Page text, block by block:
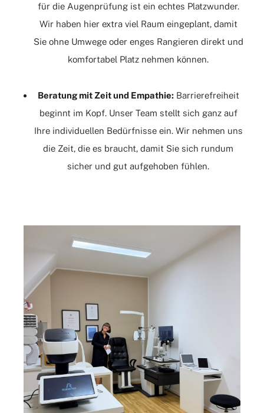
für die Augenprüfung ist ein echtes Platzwunder.
Wir haben hier extra viel Raum eingeplant, damit
Sie ohne Umwege oder enges Rangieren direkt und
komfortabel Platz nehmen können.
Beratung mit Zeit und Empathie:Barrierefreiheit
beginnt im Kopf. Unser Team stellt sich ganz auf
Ihre individuellen Bedürfnisse ein. Wir nehmen uns
die Zeit, die es braucht, damit Sie sich rundum
sicher und gut aufgehoben fühlen.